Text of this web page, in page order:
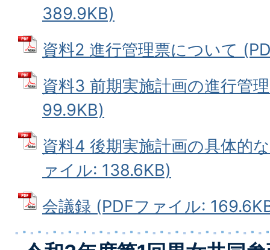
389.9KB)
資料2 進行管理票について
資料3 前期実施計画の進行管
99.9KB)
資料4 後期実施計画の具体的
ァイル: 138.6KB)
会議録 (PDFファイル: